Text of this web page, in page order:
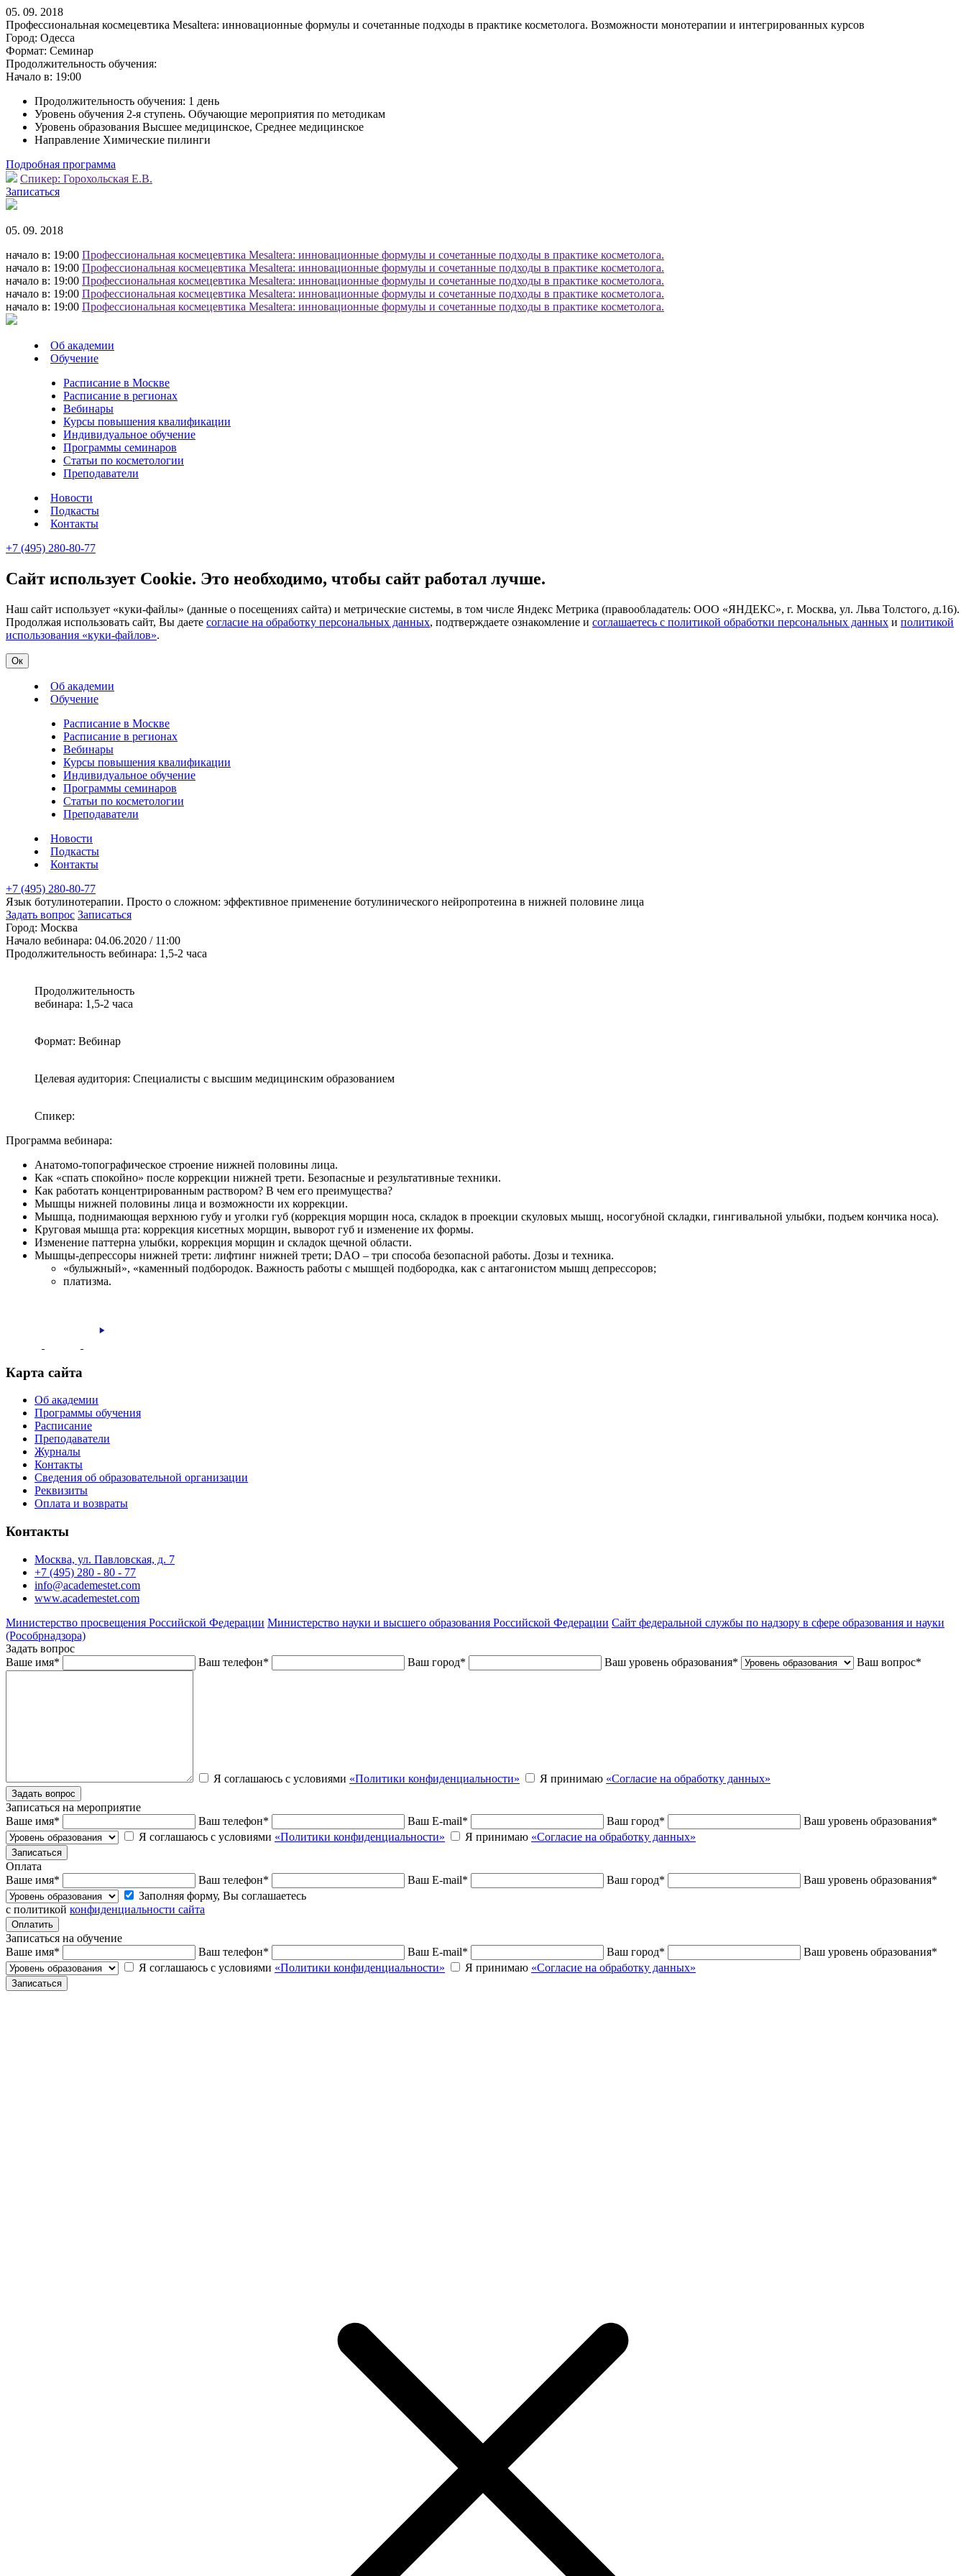
05. 09. 2018
Профессиональная космецевтика Mesaltera: инновационные формулы и сочетанные подходы в практике косметолога. Возможности монотерапии и интегрированных курсов
Город: Одесса
Формат: Семинар
Продолжительность обучения:
Начало в: 19:00
Продолжительность обучения: 1 день
Уровень обучения 2-я ступень. Обучающие мероприятия по методикам
Уровень образования Высшее медицинское, Среднее медицинское
Направление Химические пилинги
Подробная программа
Спикер: Горохольская Е.В.
Записаться
05. 09. 2018
начало в: 19:00 Профессиональная космецевтика Mesaltera: инновационные формулы и сочетанные подходы в практике косметолога.
начало в: 19:00 Профессиональная космецевтика Mesaltera: инновационные формулы и сочетанные подходы в практике косметолога.
начало в: 19:00 Профессиональная космецевтика Mesaltera: инновационные формулы и сочетанные подходы в практике косметолога.
начало в: 19:00 Профессиональная космецевтика Mesaltera: инновационные формулы и сочетанные подходы в практике косметолога.
начало в: 19:00 Профессиональная космецевтика Mesaltera: инновационные формулы и сочетанные подходы в практике косметолога.
Об академии
Обучение
Расписание в Москве
Расписание в регионах
Вебинары
Курсы повышения квалификации
Индивидуальное обучение
Программы семинаров
Статьи по косметологии
Преподаватели
Новости
Подкасты
Контакты
+7 (495) 280-80-77
Сайт использует Cookie. Это необходимо, чтобы сайт работал лучше.
Наш сайт использует «куки-файлы» (данные о посещениях сайта) и метрические системы, в том числе Яндекс Метрика (правообладатель: ООО «ЯНДЕКС», г. Москва, ул. Льва Толстого, д.16).
Продолжая использовать сайт, Вы даете согласие на обработку персональных данных, подтверждаете ознакомление и соглашаетесь с политикой обработки персональных данных и политикой
использования «куки-файлов».
Ок
Об академии
Обучение
Расписание в Москве
Расписание в регионах
Вебинары
Курсы повышения квалификации
Индивидуальное обучение
Программы семинаров
Статьи по косметологии
Преподаватели
Новости
Подкасты
Контакты
+7 (495) 280-80-77
Язык ботулинотерапии. Просто о сложном: эффективное применение ботулинического нейропротеина в нижней половине лица
Задать вопрос Записаться
Город: Москва
Начало вебинара: 04.06.2020 / 11:00
Продолжительность вебинара: 1,5-2 часа
Продолжительность
вебинара: 1,5-2 часа
Формат: Вебинар
Целевая аудитория: Специалисты с высшим медицинским образованием
Спикер:
Программа вебинара:
Анатомо-топографическое строение нижней половины лица.
Как «спать спокойно» после коррекции нижней трети. Безопасные и результативные техники.
Как работать концентрированным раствором? В чем его преимущества?
Мышцы нижней половины лица и возможности их коррекции.
Мышца, поднимающая верхнюю губу и уголки губ (коррекция морщин носа, складок в проекции скуловых мышц, носогубной складки, гингивальной улыбки, подъем кончика носа).
Круговая мышца рта: коррекция кисетных морщин, выворот губ и изменение их формы.
Изменение паттерна улыбки, коррекция морщин и складок щечной области.
Мышцы-депрессоры нижней трети: лифтинг нижней трети; DAO – три способа безопасной работы. Дозы и техника.
«булыжный», «каменный подбородок. Важность работы с мышцей подбородка, как с антагонистом мышц депрессоров;
платизма.
Карта сайта
Об академии
Программы обучения
Расписание
Преподаватели
Журналы
Контакты
Сведения об образовательной организации
Реквизиты
Оплата и возвраты
Контакты
Москва, ул. Павловская, д. 7
+7 (495) 280 - 80 - 77
info@academestet.com
www.academestet.com
Министерство просвещения Российской Федерации Министерство науки и высшего образования Российской Федерации Сайт федеральной службы по надзору в сфере образования и науки
(Рособрнадзора)
Задать вопрос
Ваше имя* Ваш телефон* Ваш город* Ваш уровень образования* Ваш вопрос*
Я соглашаюсь с условиями «Политики конфиденциальности» Я принимаю «Согласие на обработку данных»
Записаться на мероприятие
Ваше имя* Ваш телефон* Ваш E-mail* Ваш город* Ваш уровень образования*
Я соглашаюсь с условиями «Политики конфиденциальности» Я принимаю «Согласие на обработку данных»
Оплата
Ваше имя* Ваш телефон* Ваш E-mail* Ваш город* Ваш уровень образования*
Заполняя форму, Вы соглашаетесь
с политикой конфиденциальности сайта
Записаться на обучение
Ваше имя* Ваш телефон* Ваш E-mail* Ваш город* Ваш уровень образования*
Я соглашаюсь с условиями «Политики конфиденциальности» Я принимаю «Согласие на обработку данных»